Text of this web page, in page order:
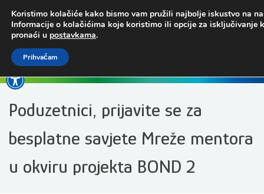
Open toolbar
sadržaj
Poduzetnici, prijavite se za
besplatne savjete Mreže mentora
u okviru projekta BOND 2
Koristimo kolačiće kako bismo vam pružili najbolje iskustvo na
Informacije o kolačićima koje koristimo ili opcije za isključivanje
pronaći u postavkama.
Prihvaćam